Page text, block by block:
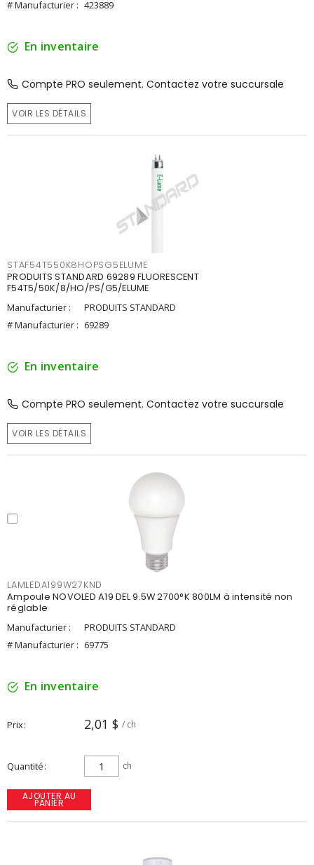
# Manufacturier : 423889
En inventaire
Compte PRO seulement. Contactez votre succursale
VOIR LES DÉTAILS
STAF54T550K8HOPSG5ELUME
PRODUITS STANDARD 69289 FLUORESCENT
F54T5/50K/8/HO/PS/G5/ELUME
Manufacturier :
PRODUITS STANDARD
# Manufacturier : 69289
En inventaire
Compte PRO seulement. Contactez votre succursale
VOIR LES DÉTAILS
LAMLEDA199W27KND
Ampoule NOVOLED A19 DEL 9.5W 2700°K 800LM à intensité non
réglable
Manufacturier :
PRODUITS STANDARD
# Manufacturier : 69775
En inventaire
Prix 2,01 $ / ch
Quantité ch
AJOUTER AU
PANIER